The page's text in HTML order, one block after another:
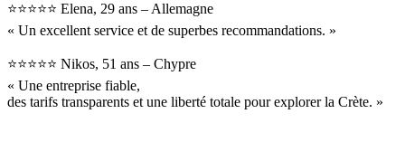
⭐⭐⭐⭐⭐ Elena, 29 ans – Allemagne
« Un excellent service et de superbes recommandations. »
⭐⭐⭐⭐⭐ Nikos, 51 ans – Chypre
« Une entreprise fiable,
des tarifs transparents et une liberté totale pour explorer la Crète. »